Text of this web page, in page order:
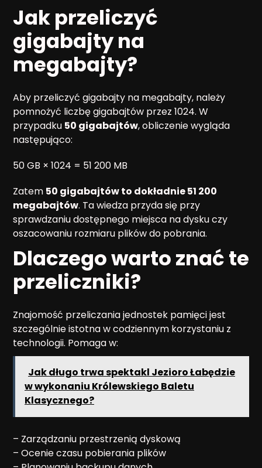
Jak przeliczyć
gigabajty na
megabajty?
Aby przeliczyć gigabajty na megabajty, należy
pomnożyć liczbę gigabajtów przez 1024. W
przypadku 50 gigabajtów, obliczenie wygląda
następująco:
50 GB × 1024 = 51 200 MB
Zatem 50 gigabajtów to dokładnie 51 200
megabajtów. Ta wiedza przyda się przy
sprawdzaniu dostępnego miejsca na dysku czy
oszacowaniu rozmiaru plików do pobrania.
Dlaczego warto znać te
przeliczniki?
Znajomość przeliczania jednostek pamięci jest
szczególnie istotna w codziennym korzystaniu z
technologii. Pomaga w:
Jak długo trwa spektakl Jezioro Łabędzie
w wykonaniu Królewskiego Baletu
Klasycznego?
– Zarządzaniu przestrzenią dyskową
– Ocenie czasu pobierania plików